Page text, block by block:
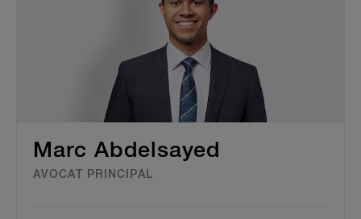
Marc Abdelsayed
AVOCAT PRINCIPAL